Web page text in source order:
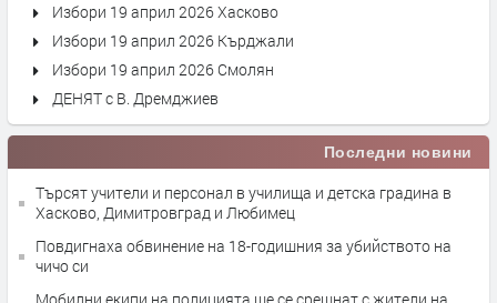
Избори 19 април 2026 Хасково
Избори 19 април 2026 Кърджали
Избори 19 април 2026 Смолян
ДЕНЯТ с В. Дремджиев
Последни новини
Търсят учители и персонал в училища и детска градина в
Хасково, Димитровград и Любимец
Повдигнаха обвинение на 18-годишния за убийството на
чичо си